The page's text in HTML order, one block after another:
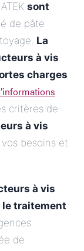
sont
de pâte
La
à vis
charges
critères de
à vis
besoins et
à vis
le traitement
de